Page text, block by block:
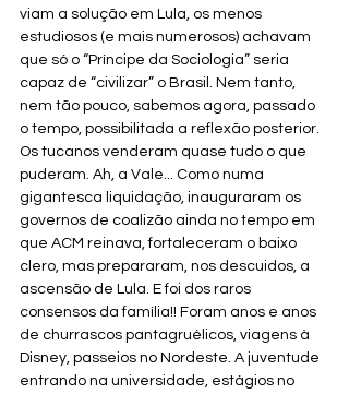
viam a solução em Lula, os menos
estudiosos (e mais numerosos) achavam
que só o “Príncipe da Sociologia” seria
capaz de “civilizar” o Brasil. Nem tanto,
nem tão pouco, sabemos agora, passado
o tempo, possibilitada a reflexão posterior.
Os tucanos venderam quase tudo o que
puderam. Ah, a Vale... Como numa
gigantesca liquidação, inauguraram os
governos de coalizão ainda no tempo em
que ACM reinava, fortaleceram o baixo
clero, mas prepararam, nos descuidos, a
ascensão de Lula. E foi dos raros
consensos da família!! Foram anos e anos
de churrascos pantagruélicos, viagens à
Disney, passeios no Nordeste. A juventude
entrando na universidade, estágios no